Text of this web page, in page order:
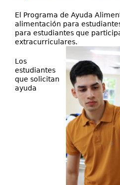
Centros
El Programa de Ayuda
alimentación para
para estudiantes que
extracurriculares.
Los
estudiantes
que solicitan
ayuda